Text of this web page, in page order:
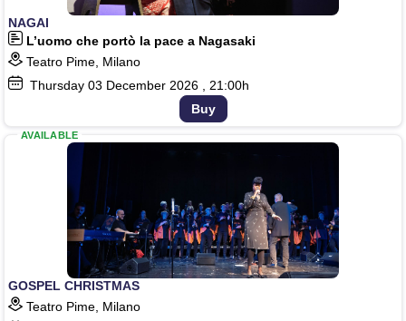
NAGAI
L’uomo che portò la pace a Nagasaki
Teatro Pime, Milano
Thursday 03 December 2026 , 21:00h
Buy
GOSPEL CHRISTMAS
Teatro Pime, Milano
AVAILABLE